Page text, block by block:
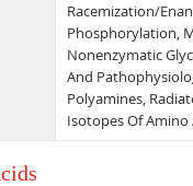
Racemization/
Phosphorylation,
Nonenzymatic
And
Polyamines,
Isotopes Of Amino